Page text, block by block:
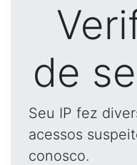
de
Seu IP fez
acessos
conosco.